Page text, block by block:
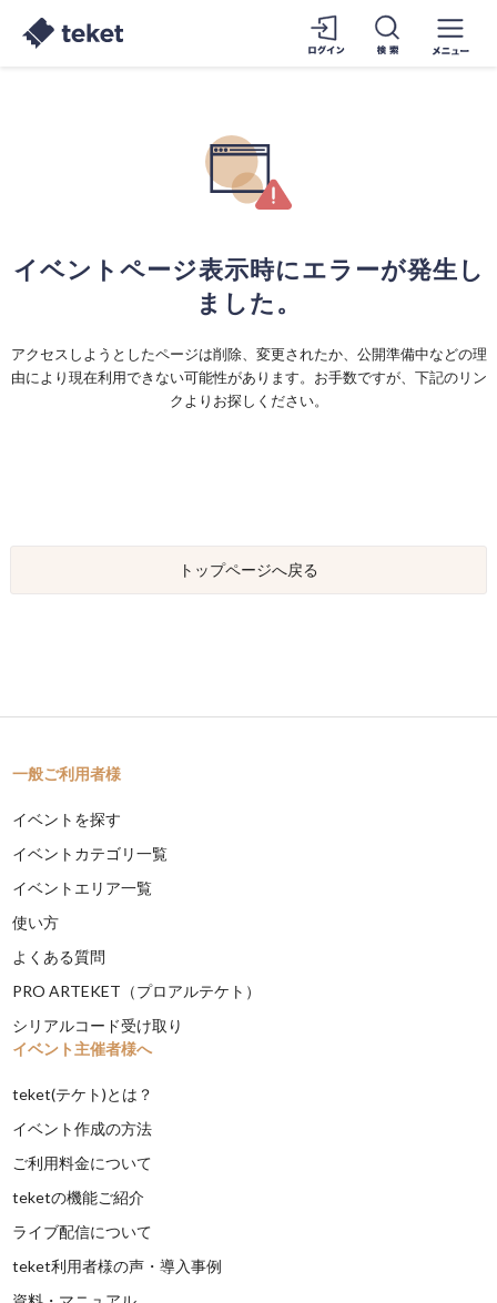
イベントページ表示時にエラーが発生し
ました。
アクセスしようとしたページは削除、変更されたか、公開準備中などの理
由により現在利用できない可能性があります。お手数ですが、下記のリン
クよりお探しください。
トップページへ戻る
一般ご利用者様
イベントを探す
イベントカテゴリ一覧
イベントエリア一覧
使い方
よくある質問
PRO ARTEKET（プロアルテケト）
シリアルコード受け取り
イベント主催者様へ
teket(テケト)とは？
イベント作成の方法
ご利用料金について
teketの機能ご紹介
ライブ配信について
teket利用者様の声・導入事例